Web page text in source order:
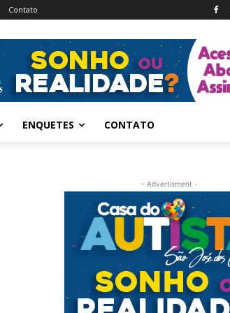
Contato
ENQUETES CONTATO
- Advertisment -